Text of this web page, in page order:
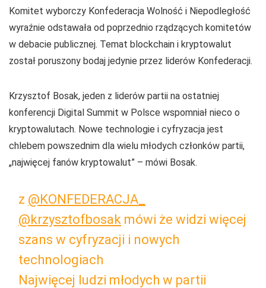
Komitet wyborczy Konfederacja Wolność i Niepodległość
wyraźnie odstawała od poprzednio rządzących komitetów
w debacie publicznej. Temat blockchain i kryptowalut
został poruszony bodaj jedynie przez liderów Konfederacji.
Krzysztof Bosak, jeden z liderów partii na ostatniej
konferencji Digital Summit w Polsce wspomniał nieco o
kryptowalutach. Nowe technologie i cyfryzacja jest
chlebem powszednim dla wielu młodych członków partii,
„najwięcej fanów kryptowalut” – mówi Bosak.
z @KONFEDERACJA_
@krzysztofbosak mówi że widzi więcej
szans w cyfryzacji i nowych
technologiach
Najwięcej ludzi młodych w partii